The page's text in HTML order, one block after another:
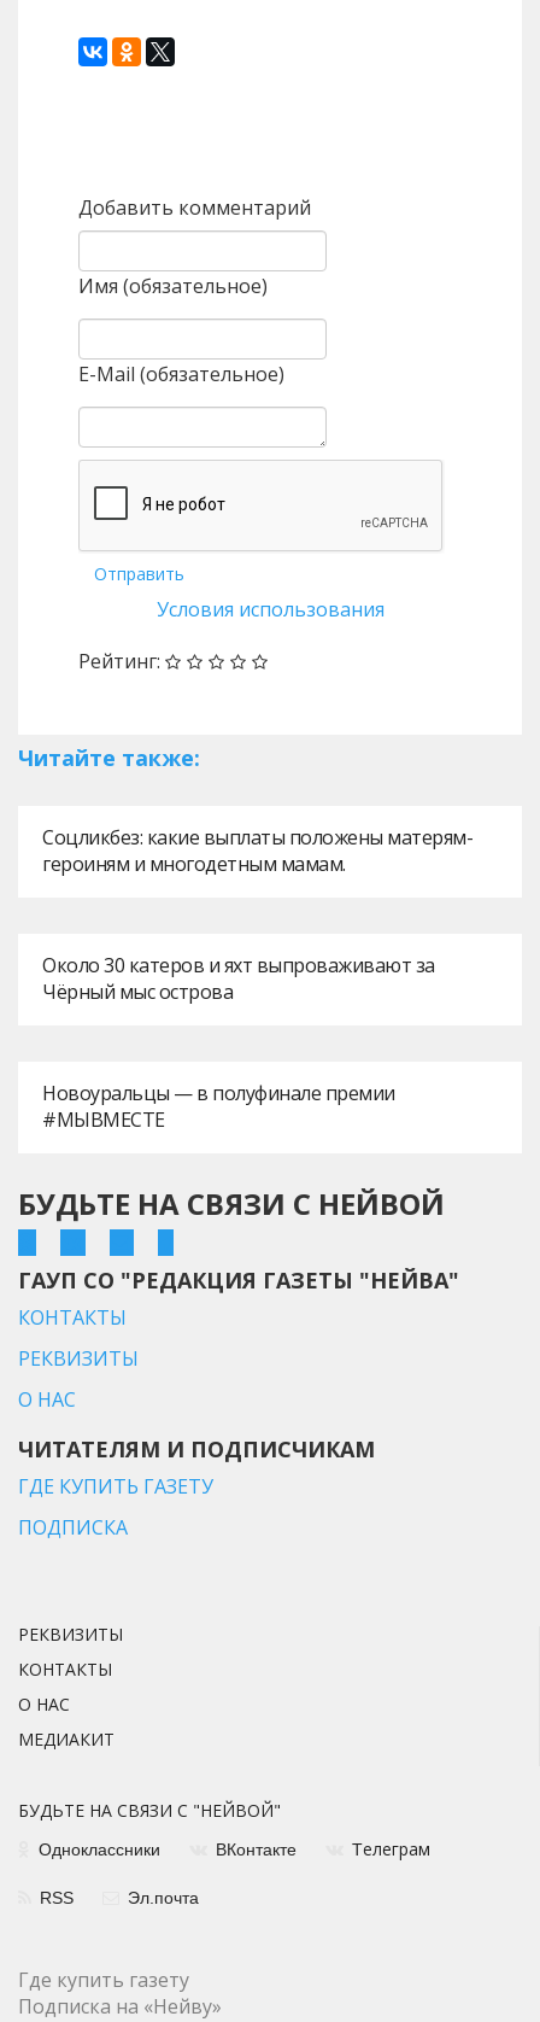
Добавить комментарий
Имя (обязательное)
E-Mail (обязательное)
Отправить
Условия использования
Рейтинг:
Читайте также:
Соцликбез: какие выплаты положены матерям-
героиням и многодетным мамам.
Около 30 катеров и яхт выпроваживают за
Чёрный мыс острова
Новоуральцы — в полуфинале премии
#МЫВМЕСТЕ
БУДЬТЕ НА СВЯЗИ С НЕЙВОЙ
ГАУП СО "РЕДАКЦИЯ ГАЗЕТЫ "НЕЙВА"
КОНТАКТЫ
РЕКВИЗИТЫ
О НАС
ЧИТАТЕЛЯМ И ПОДПИСЧИКАМ
ГДЕ КУПИТЬ ГАЗЕТУ
ПОДПИСКА
РЕКВИЗИТЫ
КОНТАКТЫ
О НАС
МЕДИАКИТ
БУДЬТЕ НА СВЯЗИ С "НЕЙВОЙ"
Одноклассники ВКонтакте Телеграм
RSS Эл.почта
Где купить газету
Подписка на «Нейву»